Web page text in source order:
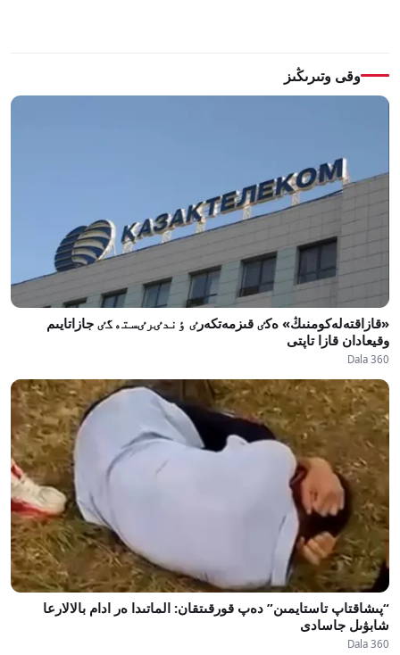
وقى وتىرىڭىز
«قازاقتەلەكومنىڭ» ەكٸ قىزمەتكەرٸ ٶندٸرٸستەگٸ جازاتايىم
وقيعادان قازا تاپتى
Dala 360
“پىشاقتاپ تاستايمىن” دەپ قورقىتقان: الماتىدا ەر ادام بالالارعا
شابۋىل جاسادى
Dala 360